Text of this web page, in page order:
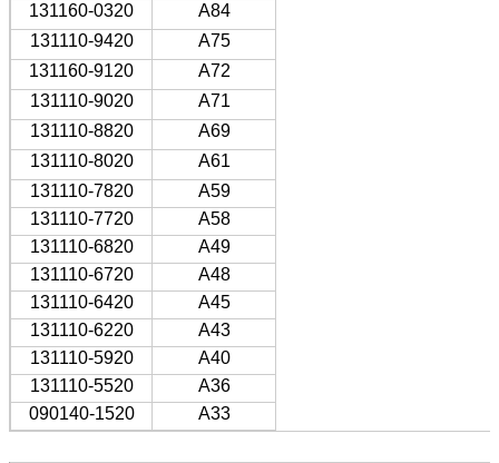
131160-0320
A84
131110-9420
A75
131160-9120
A72
131110-9020
A71
131110-8820
A69
131110-8020
A61
131110-7820
A59
131110-7720
A58
131110-6820
A49
131110-6720
A48
131110-6420
A45
131110-6220
A43
131110-5920
A40
131110-5520
A36
090140-1520
A33